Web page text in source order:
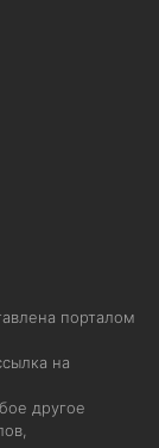
порталом
на
другое